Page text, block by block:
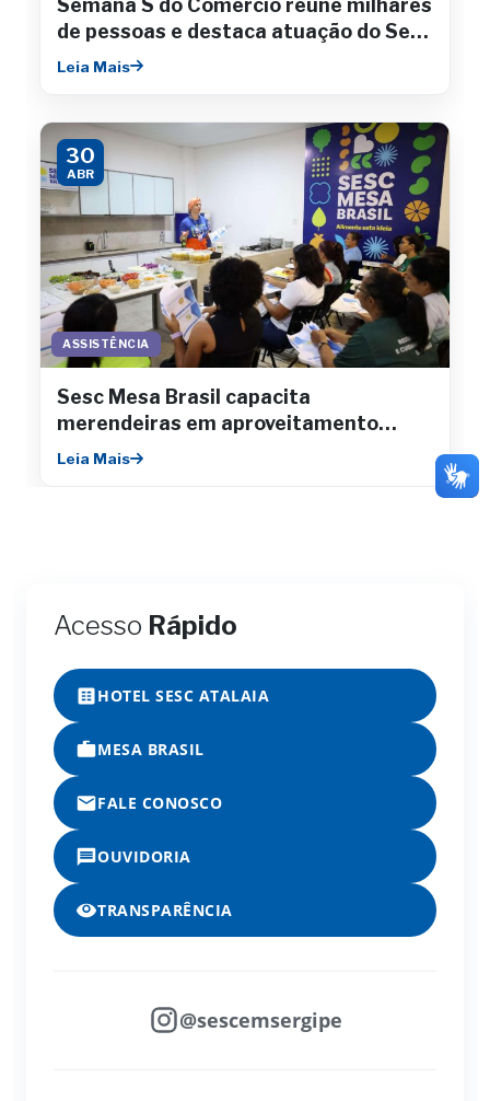
Semana S do Comércio reúne milhares
de pessoas e destaca atuação do Sesc
Sergipe
Leia Mais
30
ABR
ASSISTÊNCIA
Sesc Mesa Brasil capacita
merendeiras em aproveitamento
integral de alimentos
Leia Mais
Acesso Rápido
HOTEL SESC ATALAIA
MESA BRASIL
FALE CONOSCO
OUVIDORIA
TRANSPARÊNCIA
@sescemsergipe